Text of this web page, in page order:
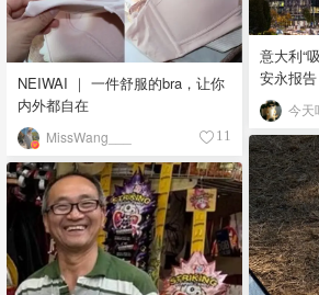
NEIWAI ｜ 一件舒服的bra，让你
内外都自在
MissWang___ 11
意大利“
安永报
宠！ 今天